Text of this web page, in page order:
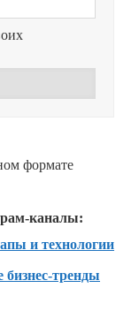
формате
каналы:
и технологии
тренды